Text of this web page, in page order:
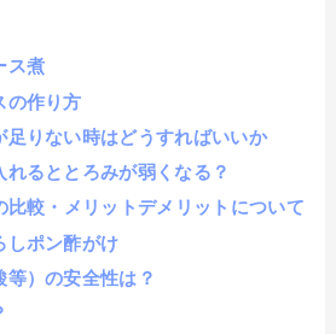
ス煮
の作り方
足りない時はどうすればいいか
れるととろみが弱くなる？
比較・メリットデメリットについて
しポン酢がけ
）の安全性は？